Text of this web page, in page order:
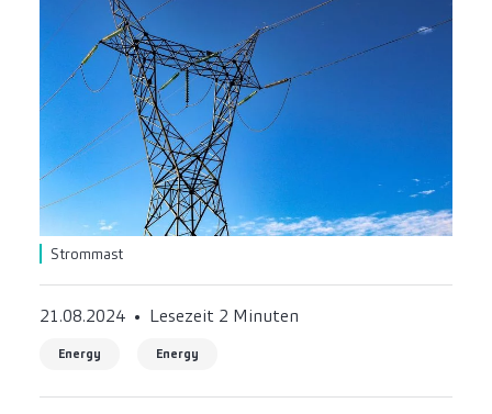
Strommast
21.08.2024 Lesezeit 2 Minuten
Energy Energy